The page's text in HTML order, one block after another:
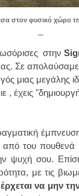
στον φυσικό χώρο
...
στην
Σε απολαύσαμε
μιας μεγάλης
, έχεις
από του
ψυχή σου.
με τις
να μην